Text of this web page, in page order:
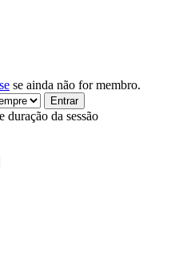
se ainda não for membro.
duração da sessão